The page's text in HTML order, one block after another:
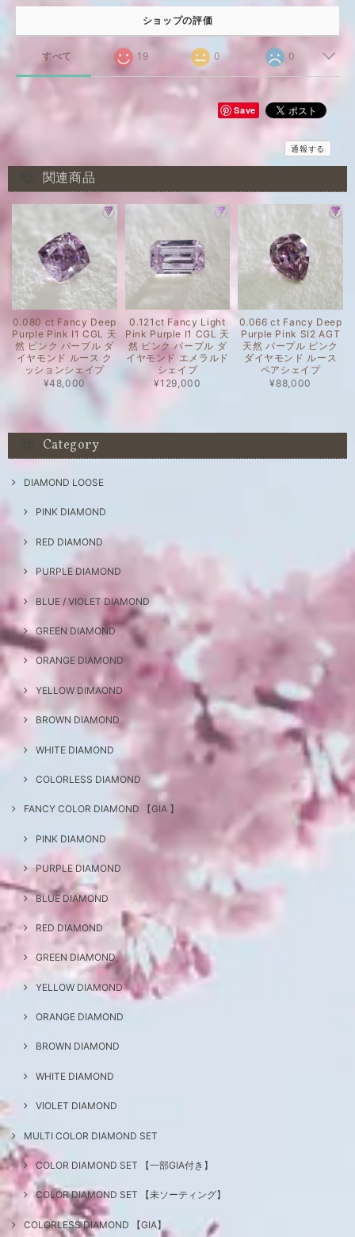
ショップの評価
すべて 19 0 0
Save
通報する
関連商品
0.080 ct Fancy Deep
Purple Pink I1 CGL 天
然 ピンク パープル ダ
イヤモンド ルース ク
ッションシェイプ
¥48,000
0.121ct Fancy Light
Pink Purple I1 CGL 天
然 ピンク パープル ダ
イヤモンド エメラルド
シェイプ
¥129,000
0.066 ct Fancy Deep
Purple Pink SI2 AGT
天然 パープル ピンク
ダイヤモンド ルース
ペアシェイプ
¥88,000
Category
DIAMOND LOOSE
PINK DIAMOND
RED DIAMOND
PURPLE DIAMOND
BLUE / VIOLET DIAMOND
GREEN DIAMOND
ORANGE DIAMOND
YELLOW DIMAOND
BROWN DIAMOND
WHITE DIAMOND
COLORLESS DIAMOND
FANCY COLOR DIAMOND 【GIA 】
PINK DIAMOND
PURPLE DIAMOND
BLUE DIAMOND
RED DIAMOND
GREEN DIAMOND
YELLOW DIAMOND
ORANGE DIAMOND
BROWN DIAMOND
WHITE DIAMOND
VIOLET DIAMOND
MULTI COLOR DIAMOND SET
COLOR DIAMOND SET 【一部GIA付き】
COLOR DIAMOND SET 【未ソーティング】
COLORLESS DIAMOND 【GIA】